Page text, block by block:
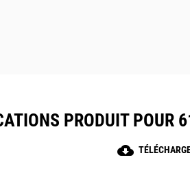
PRODUIT
cloud_download